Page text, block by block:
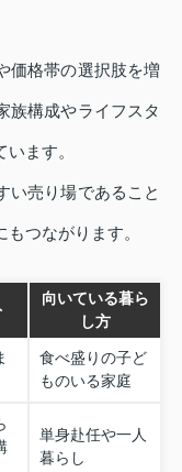
価格帯の選択肢を増
族構成やライフスタ
ます。
い売り場であること
つながります。
向いている暮ら
し方
食べ盛りの子ど
ものいる家庭
単身赴任や一人
暮らし